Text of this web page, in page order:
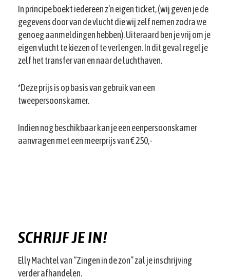
In principe boekt iedereen z’n eigen ticket, (wij geven je de
gegevens door van de vlucht die wij zelf nemen zodra we
genoeg aanmeldingen hebben). Uiteraard ben je vrij om je
eigen vlucht te kiezen of te verlengen. In dit geval regel je
zelf het transfer van en naar de luchthaven.
*Deze prijs is op basis van gebruik van een
tweepersoonskamer.
Indien nog beschikbaar kan je een eenpersoonskamer
aanvragen met een meerprijs van € 250,-
SCHRIJF JE IN!
Elly Machtel van “Zingen in de zon” zal je inschrijving
verder afhandelen.